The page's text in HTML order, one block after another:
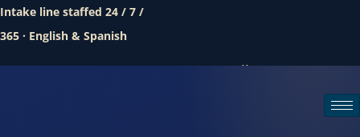
Intake line staffed 24 / 7 /
365 · English & Spanish
Call (888) 437-7747